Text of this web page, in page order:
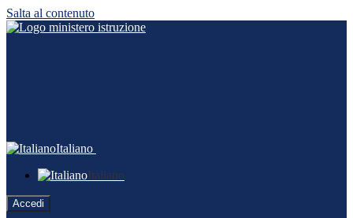
Salta al contenuto
Italiano
Italiano
Accedi